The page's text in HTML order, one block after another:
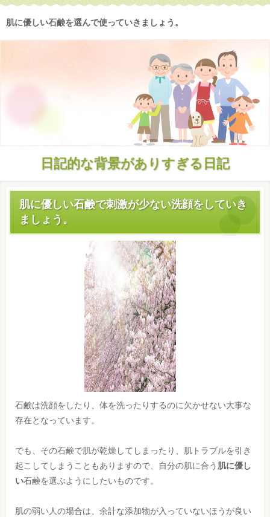
肌に優しい石鹸を選んで使っていきましょう。
日記的な背景がありすぎる日記
肌に優しい石鹸で刺激が少ない洗顔をしていき
ましょう。
石鹸は洗顔をしたり、体を洗ったりするのに欠かせない大事な
存在となっています。
でも、その石鹸で肌が乾燥してしまったり、肌トラブルを引き
起こしてしまうこともありますので、自分の肌に合う 肌に優し
い石鹸を選ぶようにしたいものです。
肌の弱い人の場合は、余計な添加物が入っていないほうが良い